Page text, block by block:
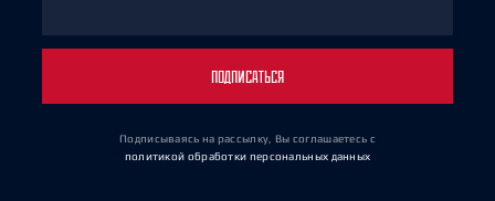
ПОДПИСАТЬСЯ
Подписываясь на рассылку, Вы соглашаетесь с
политикой обработки персональных данных